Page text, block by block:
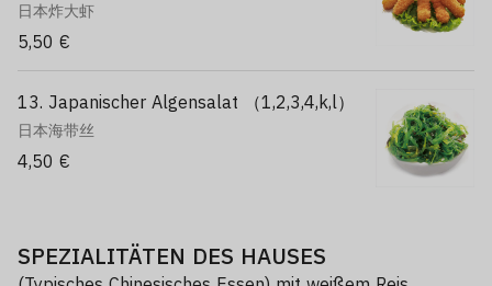
日本炸大虾
5,50 €
13. Japanischer Algensalat （1,2,3,4,k,l）
日本海带丝
4,50 €
SPEZIALITÄTEN DES HAUSES